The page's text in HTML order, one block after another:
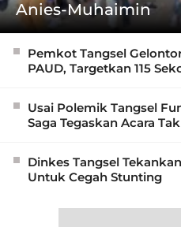
Anies-Muhaimin
Pemkot Tangsel
PAUD, Targetkan 115
Usai Polemik Tangsel
Saga Tegaskan Acara
Dinkes Tangsel
Untuk Cegah Stunting